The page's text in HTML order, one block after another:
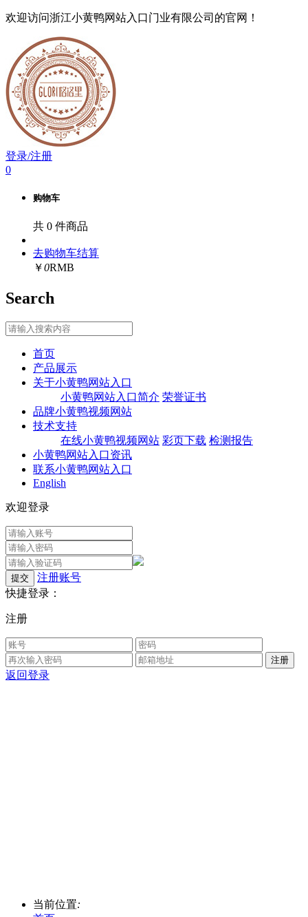
欢迎访问浙江小黄鸭网站入口门业有限公司的官网！
登录/注册
0
购物车
共 0 件商品
去购物车结算
￥0RMB
Search
首页
产品展示
关于小黄鸭网站入口
小黄鸭网站入口简介 荣誉证书
品牌小黄鸭视频网站
技术支持
在线小黄鸭视频网站 彩页下载 检测报告
小黄鸭网站入口资讯
联系小黄鸭网站入口
English
欢迎登录
注册账号
快捷登录：
注册
返回登录
当前位置: